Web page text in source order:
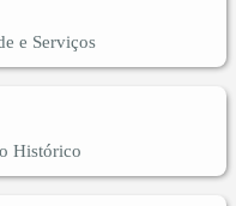
e Serviços
Histórico